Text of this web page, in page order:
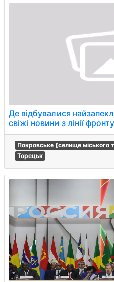
Де відбувалися
свіжі новини з лінії
Покровське (селище міського
Торецьк